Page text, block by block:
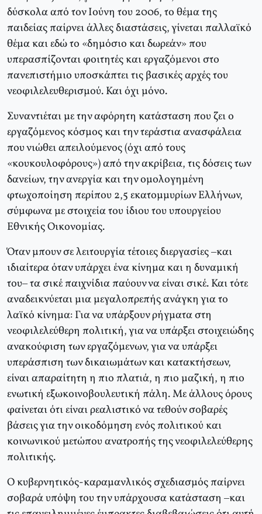
δύσκολα από τον Ιούνη του 2006, το θέμα της
παιδείας παίρνει άλλες διαστάσεις, γίνεται παλλαϊκό
θέμα και εδώ το «δημόσιο και δωρεάν» που
υπερασπίζονται φοιτητές και εργαζόμενοι στο
πανεπιστήμιο υποσκάπτει τις βασικές αρχές του
νεοφιλελευθερισμού. Και όχι μόνο.
Συναντιέται με την αφόρητη κατάσταση που ζει ο
εργαζόμενος κόσμος και την τεράστια ανασφάλεια
που νιώθει απειλούμενος (όχι από τους
«κουκουλοφόρους») από την ακρίβεια, τις δόσεις των
δανείων, την ανεργία και την ομολογημένη
φτωχοποίηση περίπου 2,5 εκατομμυρίων Ελλήνων,
σύμφωνα με στοιχεία του ίδιου του υπουργείου
Εθνικής Οικονομίας.
Όταν μπουν σε λειτουργία τέτοιες διεργασίες –και
ιδιαίτερα όταν υπάρχει ένα κίνημα και η δυναμική
του– τα σικέ παιχνίδια παύουν να είναι σικέ. Και τότε
αναδεικνύεται μια μεγαλοπρεπής ανάγκη για το
λαϊκό κίνημα: Για να υπάρξουν ρήγματα στη
νεοφιλελεύθερη πολιτική, για να υπάρξει στοιχειώδης
ανακούφιση των εργαζόμενων, για να υπάρξει
υπεράσπιση των δικαιωμάτων και κατακτήσεων,
είναι απαραίτητη η πιο πλατιά, η πιο μαζική, η πιο
ενωτική εξωκοινοβουλευτική πάλη. Με άλλους όρους
φαίνεται ότι είναι ρεαλιστικό να τεθούν σοβαρές
βάσεις για την οικοδόμηση ενός πολιτικού και
κοινωνικού μετώπου ανατροπής της νεοφιλελεύθερης
πολιτικής.
Ο κυβερνητικός-καραμανλικός σχεδιασμός παίρνει
σοβαρά υπόψη του την υπάρχουσα κατάσταση –και